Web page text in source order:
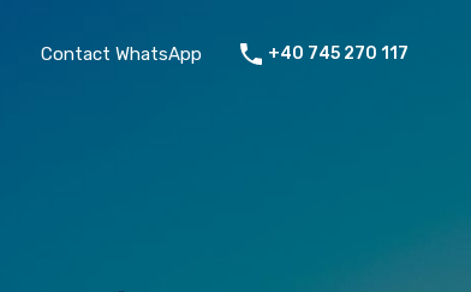
Despre mine Contact Contact WhatsApp
Contact WhatsApp +40 745 270 117